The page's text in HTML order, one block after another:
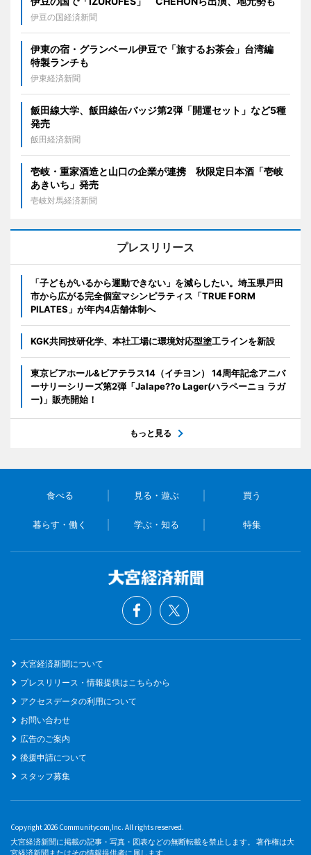
伊豆の国経済新聞
伊東の宿・グランベール伊豆で「旅するお茶会」台湾編
特製ランチも
伊東経済新聞
飯田線大学、飯田線缶バッジ第2弾「開運セット」など5種
発売
飯田経済新聞
壱岐・重家酒造と山口の企業が連携 秋限定日本酒「壱岐
あきいち」発売
壱岐対馬経済新聞
プレスリリース
「子どもがいるから運動できない」を減らしたい。埼玉県戸田
市から広がる完全個室マシンピラティス「TRUE FORM
PILATES」が年内4店舗体制へ
KGK共同技研化学、本社工場に環境対応型塗工ラインを新設
東京ビアホール&ビアテラス14（イチヨン） 14周年記念アニバ
ーサリーシリーズ第2弾「Jalape??o Lager(ハラペーニョ ラガ
ー)」販売開始！
もっと見る
食べる 見る・遊ぶ 買う
暮らす・働く 学ぶ・知る 特集
大宮経済新聞について
プレスリリース・情報提供はこちらから
アクセスデータの利用について
お問い合わせ
広告のご案内
後援申請について
スタッフ募集
Copyright 2026 Communitycom,Inc. All rights reserved.
大宮経済新聞に掲載の記事・写真・図表などの無断転載を禁止します。 著作権は大
宮経済新聞またはその情報提供者に属します。